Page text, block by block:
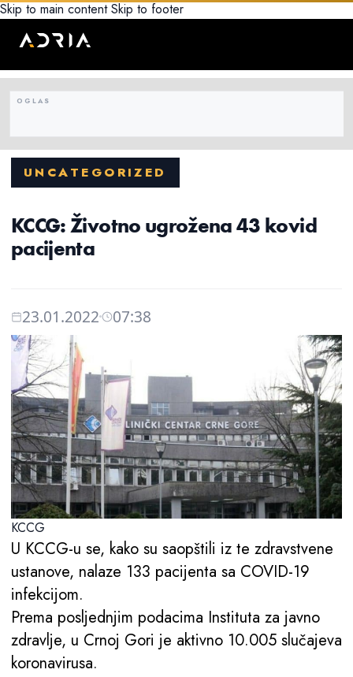
Skip to main content Skip to footer
UNCATEGORIZED
KCCG: Životno ugrožena 43 kovid
pacijenta
23.01.2022 07:38
KCCG
U KCCG-u se, kako su saopštili iz te zdravstvene
ustanove, nalaze 133 pacijenta sa COVID-19
infekcijom.
Prema posljednjim podacima Instituta za javno
zdravlje, u Crnoj Gori je aktivno 10.005 slučajeva
koronavirusa.